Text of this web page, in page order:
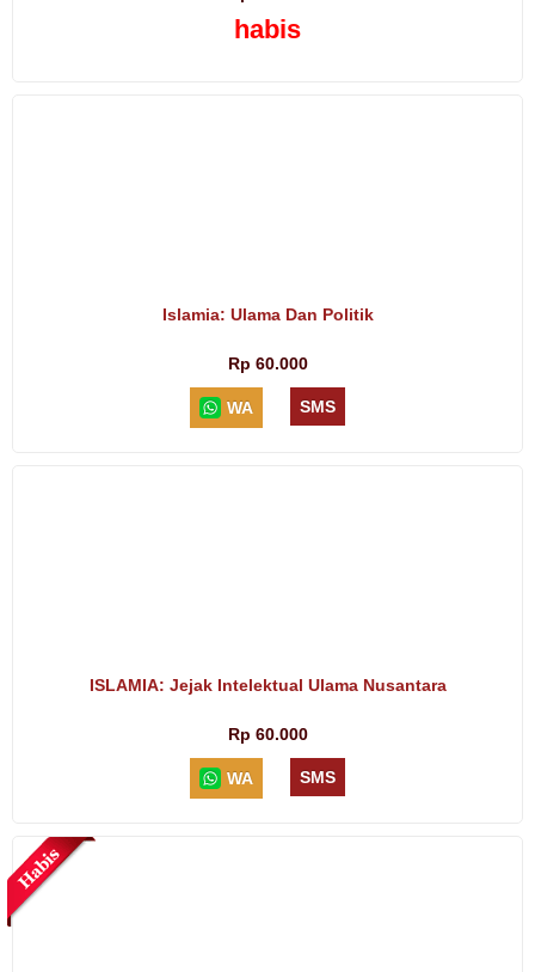
habis
Islamia: Ulama Dan Politik
Rp 60.000
WA SMS
ISLAMIA: Jejak Intelektual Ulama Nusantara
Rp 60.000
WA SMS